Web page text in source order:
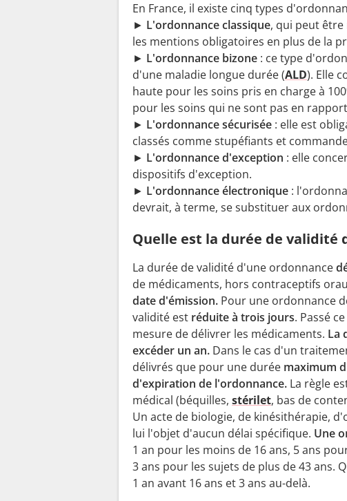
En France, il existe cinq types
► L'ordonnance classique, qui peut
les mentions obligatoires en plus de la
► L'ordonnance bizone : ce type
d'une maladie longue durée (ALD). Elle
haute pour les soins pris en charge à
pour les soins qui ne sont pas en
► L'ordonnance sécurisée : elle est
classés comme stupéfiants et
► L'ordonnance d'exception : elle
dispositifs d'exception.
► L'ordonnance électronique :
devrait, à terme, se substituer aux
Quelle est la durée de validité
La durée de validité d'une ordonnance
de médicaments, hors contraceptifs
date d'émission. Pour une ordonnance
validité est réduite à trois jours. Passé
mesure de délivrer les médicaments. La
excéder un an. Dans le cas d'un
délivrés que pour une durée maximum
d'expiration de l'ordonnance. La règle
médical (béquilles, stérilet, bas de
Un acte de biologie, de kinésithérapie,
lui l'objet d'aucun délai spécifique. Une
1 an pour les moins de 16 ans, 5 ans
3 ans pour les sujets de plus de 43 ans.
1 an avant 16 ans et 3 ans au-delà.